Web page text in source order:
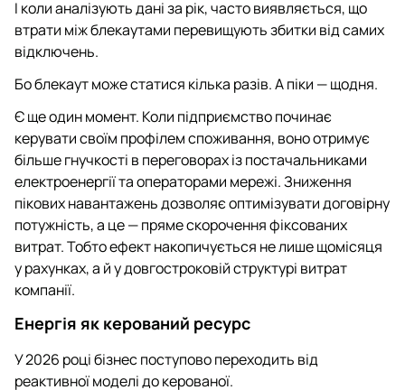
І коли аналізують дані за рік, часто виявляється, що
втрати між блекаутами перевищують збитки від самих
відключень.
Бо блекаут може статися кілька разів. А піки — щодня.
Є ще один момент. Коли підприємство починає
керувати своїм профілем споживання, воно отримує
більше гнучкості в переговорах із постачальниками
електроенергії та операторами мережі. Зниження
пікових навантажень дозволяє оптимізувати договірну
потужність, а це — пряме скорочення фіксованих
витрат. Тобто ефект накопичується не лише щомісяця
у рахунках, а й у довгостроковій структурі витрат
компанії.
Енергія як керований ресурс
У 2026 році бізнес поступово переходить від
реактивної моделі до керованої.